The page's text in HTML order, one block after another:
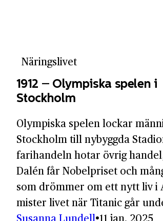
Näringslivet
1912 – Olympiska spelen i
Stockholm
Olympiska spelen lockar
Stockholm till nybyggda
farihandeln hotar övrig
Dalén får Nobel­priset och
som drömmer om ett nytt liv i
mister livet när Titanic går
Susanna Lundell 11 jan. 2025